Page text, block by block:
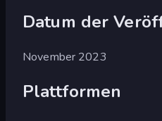
Datum der
November 2023
Plattformen